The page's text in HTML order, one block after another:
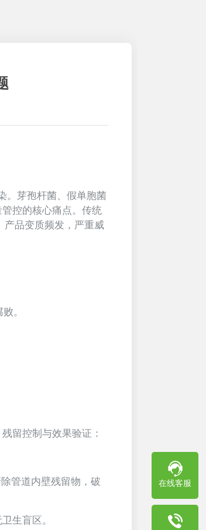
。芽孢杆菌、假单胞菌
控的核心痛点。传统
产品变质频发，严重威
。
留控制与效果验证：
管道内壁残留物，破
生盲区。
在线客服